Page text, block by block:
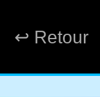
↩ Retour